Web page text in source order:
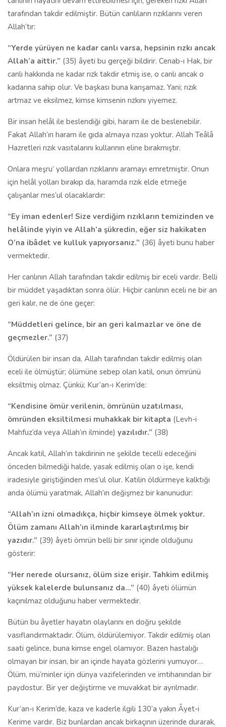
tarafından takdir edilmiştir. Bütün canlıların rızıklarını veren
Allah’tır:
“Yerde yürüyen ne kadar canlı varsa, hepsinin rızkı ancak
Allah’a aittir.” (35) âyeti bu gerçeği bildirir. Cenab-ı Hak, bir
canlı hakkında ne kadar rızk takdir etmiş ise, o canlı ancak o
kadarına sahip olur. Ve başkası buna karışamaz. Yani; rızık
artmaz ve eksilmez, kimse kimsenin rızkını yiyemez.
Bir insan helâl ile beslendiği gibi, haram ile de beslenebilir.
Fakat Allah’ın haram ile gıda almaya rızası yoktur. Allah Teâlâ
Hazretleri rızık vasıtalarını kullarının eline bırakmıştır.
Onlara meşru’ yollardan rızıklarını aramayı emretmiştir. Onun
için helâl yolları bırakıp da, haramda rızık elde etmeğe
çalışanlar mes’ul olacaklardır:
“Ey iman edenler! Size verdiğim rızıkların temizinden ve
helâlinde yiyin ve Allah’a şükredin, eğer siz hakikaten
O’na ibâdet ve kulluk yapıyorsanız.” (36) âyeti bunu haber
vermektedir.
Her canlının Allah tarafından takdir edilmiş bir eceli vardır. Belli
bir müddet yaşadıktan sonra ölür. Hiçbir canlının eceli ne bir an
geri kalır, ne de öne geçer:
“Müddetleri gelince, bir an geri kalmazlar ve öne de
geçmezler.” (37)
Öldürülen bir insan da, Allah tarafından takdir edilmiş olan
eceli ile ölmüştür; ölümüne sebep olan katil, onun ömrünü
eksiltmiş olmaz. Çünkü; Kur’an-ı Kerim’de:
“Kendisine ömür verilenin, ömrünün uzatılması,
ömründen eksiltilmesi muhakkak bir kitapta (Levh-i
Mahfuz’da veya Allah’ın ilminde) yazılıdır.” (38)
Ancak katil, Allah’ın takdirinin ne şekilde tecelli edeceğini
önceden bilmediği halde, yasak edilmiş olan o işe, kendi
iradesiyle giriştiğinden mes’ul olur. Katilin öldürmeye kalktığı
anda ölümü yaratmak, Allah’ın değişmez bir kanunudur:
“Allah’ın izni olmadıkça, hiçbir kimseye ölmek yoktur.
Ölüm zamanı Allah’ın ilminde kararlaştırılmış bir
yazıdır.” (39) âyeti ömrün belli bir sınır içinde olduğunu
gösterir:
“Her nerede olursanız, ölüm size erişir. Tahkim edilmiş
yüksek kalelerde bulunsanız da…” (40) âyeti ölümün
kaçınılmaz olduğunu haber vermektedir.
Bütün bu âyetler hayatın olaylarını en doğru şekilde
vasıflandırmaktadır. Ölüm, öldürülemiyor. Takdir edilmiş olan
saati gelince, buna kimse engel olamıyor. Bazen hastalığı
olmayan bir insan, bir an içinde hayata gözlerini yumuyor…
Ölüm, mü’minler için dünya vazifelerinden ve imtihanından bir
paydostur. Bir yer değiştirme ve muvakkat bir ayrılmadır.
Kur’an-ı Kerim’de, kaza ve kaderle ilgili 130’a yakın Âyet-i
Kerime vardır. Biz bunlardan ancak birkaçının üzerinde durarak,